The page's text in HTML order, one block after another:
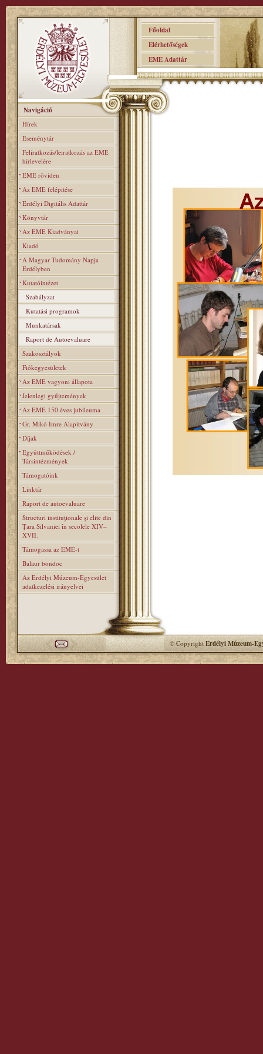
Főoldal
Elérhetőségek
EME Adattár
Navigáció
Hírek
Eseménytár
Feliratkozás/leiratkozás az EME
hírlevelére
EME röviden
Az EME felépitése
Erdélyi Digitális Adattár
Könyvtár
Az EME Kiadványai
Kiadó
A Magyar Tudomány Napja
Erdélyben
Kutatóintézet
Szabályzat
Kutatási programok
Munkatársak
Raport de Autoevaluare
Szakosztályok
Fiókegyesületek
Az EME vagyoni állapota
Jelenlegi gyűjtemények
Az EME 150 éves jubileuma
Gr. Mikó Imre Alapitvány
Díjak
Együttműködések /
Társintézmények
Támogatóink
Linktár
Raport de autoevaluare
Structuri instituţionale şi elite din
Ţara Silvaniei în secolele XIV–
XVII.
Támogassa az EMÉ-t
Balaur bondoc
Az Erdélyi Múzeum-Egyesület
adatkezelési irányelvei
© CopyrightErdélyi Múzeum-